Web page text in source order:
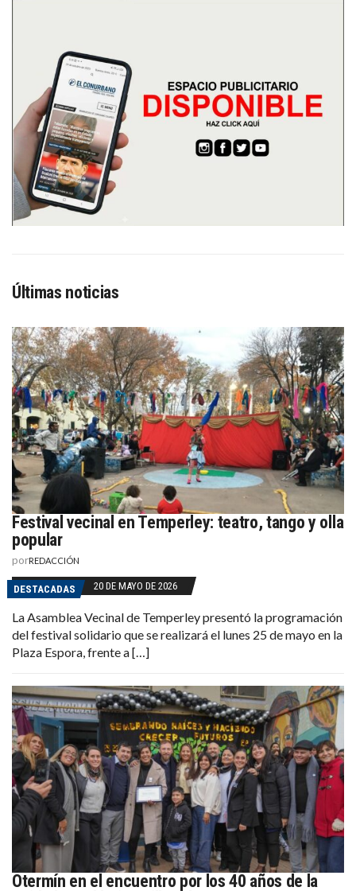
Últimas noticias
Festival vecinal en Temperley: teatro, tango y olla
popular
porREDACCIÓN
DESTACADAS 20 DE MAYO DE 2026
La Asamblea Vecinal de Temperley presentó la programación
del festival solidario que se realizará el lunes 25 de mayo en la
Plaza Espora, frente a […]
Otermín en el encuentro por los 40 años de la